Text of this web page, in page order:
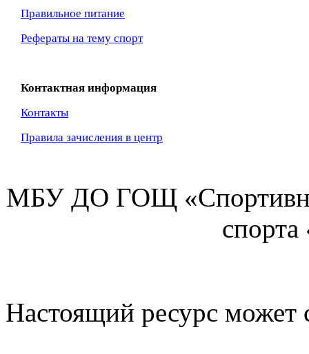
Правильное питание
Рефераты на тему спорт
Контактная информация
Контакты
Правила зачисления в центр
МБУ ДО ГОЩ
Настоящий ресурс может